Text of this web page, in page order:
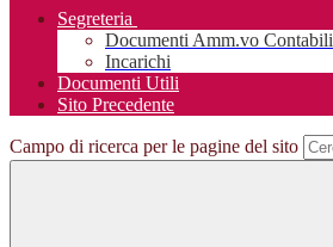
Segreteria
Documenti Amm.vo Contabili
Incarichi
Documenti Utili
Sito Precedente
Campo di ricerca per le pagine del sito